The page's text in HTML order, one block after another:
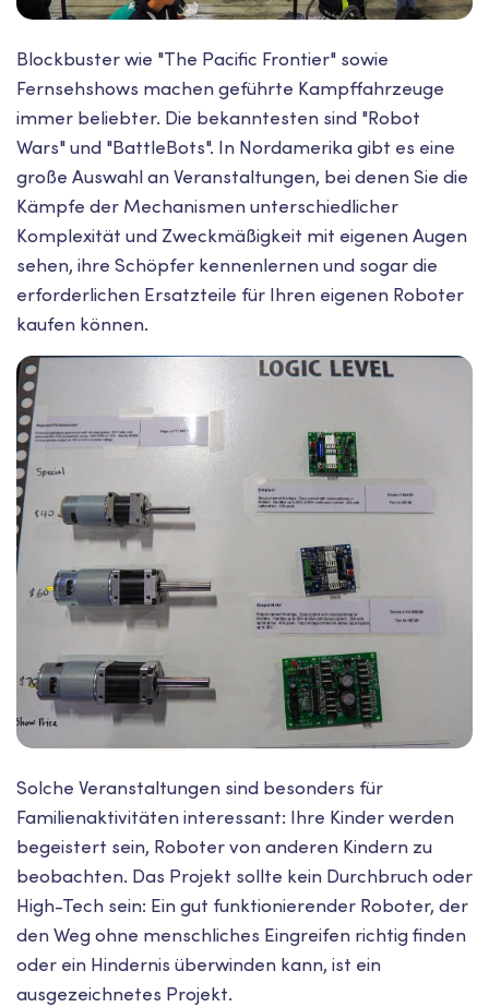
Blockbuster wie "The Pacific Frontier" sowie
Fernsehshows machen geführte Kampffahrzeuge
immer beliebter. Die bekanntesten sind "Robot
Wars" und "BattleBots". In Nordamerika gibt es eine
große Auswahl an Veranstaltungen, bei denen Sie die
Kämpfe der Mechanismen unterschiedlicher
Komplexität und Zweckmäßigkeit mit eigenen Augen
sehen, ihre Schöpfer kennenlernen und sogar die
erforderlichen Ersatzteile für Ihren eigenen Roboter
kaufen können.
Solche Veranstaltungen sind besonders für
Familienaktivitäten interessant: Ihre Kinder werden
begeistert sein, Roboter von anderen Kindern zu
beobachten. Das Projekt sollte kein Durchbruch oder
High-Tech sein: Ein gut funktionierender Roboter, der
den Weg ohne menschliches Eingreifen richtig finden
oder ein Hindernis überwinden kann, ist ein
ausgezeichnetes Projekt.